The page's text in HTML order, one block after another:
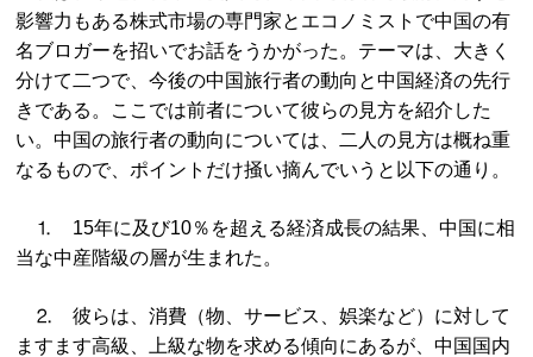
影響力もある株式市場の専門家とエコノミストで中国の有
名ブロガーを招いでお話をうかがった。テーマは、大きく
分けて二つで、今後の中国旅行者の動向と中国経済の先行
きである。ここでは前者について彼らの見方を紹介した
い。中国の旅行者の動向については、二人の見方は概ね重
なるもので、ポイントだけ掻い摘んでいうと以下の通り。
⒈ 15年に及び10％を超える経済成長の結果、中国に相
当な中産階級の層が生まれた。
⒉ 彼らは、消費（物、サービス、娯楽など）に対して
ますます高級、上級な物を求める傾向にあるが、中国国内